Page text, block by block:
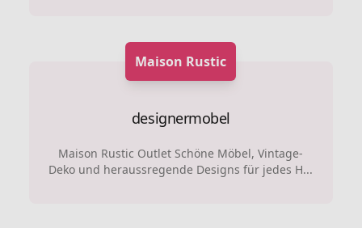
Maison Rustic
designermobel
Maison Rustic Outlet Schöne Möbel, Vintage-
Deko und heraussregende Designs für jedes H...